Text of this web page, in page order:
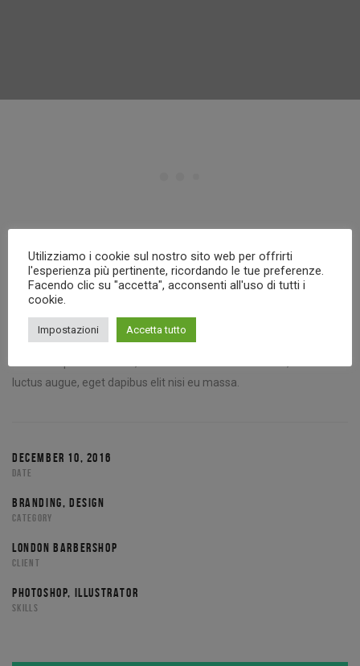
GRID SIDEBAR PROJECT
Lorem ipsum dolor sit amet, consectetur adipiscing elit.
Praesent vulputate a elit ac mollis. In sit amet ipsum turpis.
luctus augue, eget dapibus elit nisi eu massa.
DECEMBER 10, 2016
DATE
BRANDING, DESIGN
CATEGORY
LONDON BARBERSHOP
CLIENT
PHOTOSHOP, ILLUSTRATOR
SKILLS
Utilizziamo i cookie sul nostro sito web per offrirti
l'esperienza più pertinente, ricordando le tue preferenze.
Facendo clic su "accetta", acconsenti all'uso di tutti i
cookie.
Impostazioni Accetta tutto